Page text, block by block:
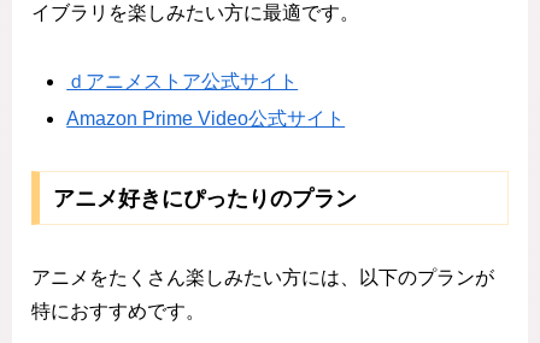
イブラリを楽しみたい方に最適です。
ｄアニメストア公式サイト
Amazon Prime Video公式サイト
アニメ好きにぴったりのプラン
アニメをたくさん楽しみたい方には、以下のプランが
特におすすめです。